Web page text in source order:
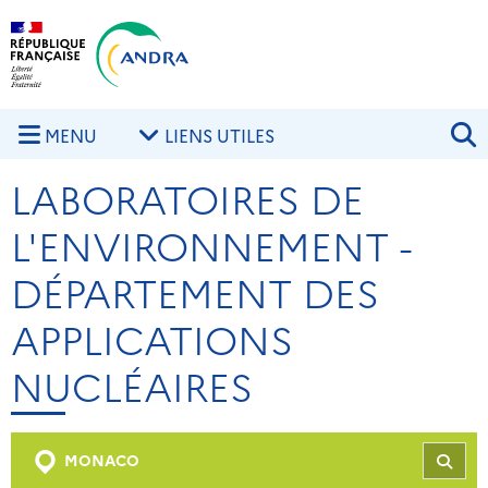
Aller au contenu principal
MENU LIENS UTILES
LABORATOIRES DE
L'ENVIRONNEMENT -
DÉPARTEMENT DES
APPLICATIONS
NUCLÉAIRES
MONACO